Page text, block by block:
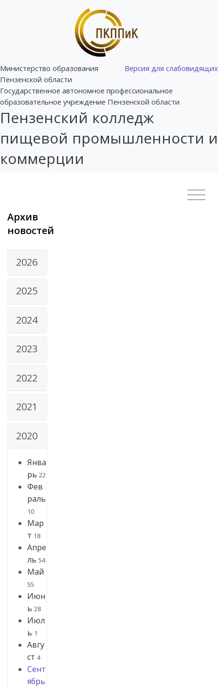
Версия для слабовидящих
Министерство образования
Пензенской области
Государственное автономное профессиональное
образовательное учреждение Пензенской области
Пензенский колледж
пищевой промышленности и
коммерции
Архив
новостей
2026
2025
2024
2023
2022
2021
2020
Янва
рь 22
Фев
раль
10
Мар
т 18
Апре
ль 54
Май
55
Июн
ь 28
Июл
ь 1
Авгу
ст 4
Сент
ябрь